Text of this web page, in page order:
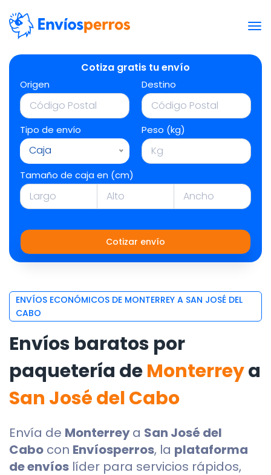
Cotiza gratis tu envío
Origen Destino
Tipo de envío
Caja
Peso (kg)
Tamaño de caja en (cm)
Cotizar envío
ENVÍOS ECONÓMICOS DE MONTERREY A SAN JOSÉ DEL
CABO
Envíos baratos por
paquetería deMonterreya
San José del Cabo
Envía de Monterreya San José del
Cabo con Envíosperros, la plataforma
de envíos líder para servicios rápidos,